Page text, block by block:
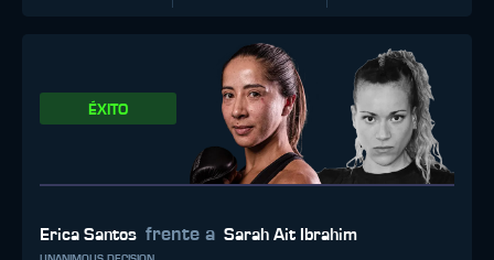
ÉXITO
Erica Santos frente a Sarah Ait Ibrahim